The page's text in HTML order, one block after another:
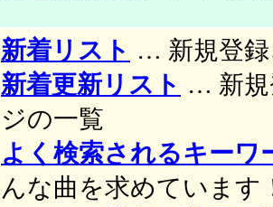
新着リスト … 新規登
新着更新リスト … 新規
ジの一覧
よく検索されるキーワ
んな曲を求めています